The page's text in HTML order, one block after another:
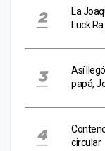
La
Luck
Así
papá,
circular